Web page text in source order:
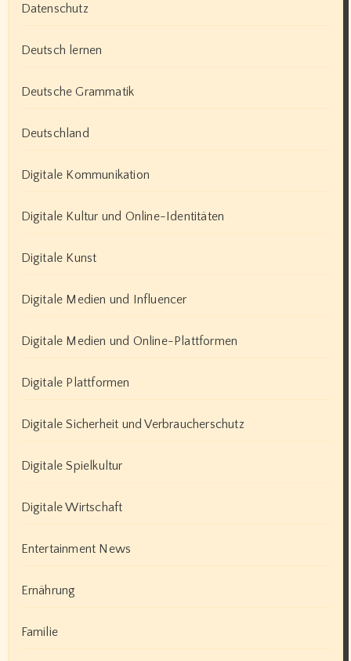
Datenschutz
Deutsch lernen
Deutsche Grammatik
Deutschland
Digitale Kommunikation
Digitale Kultur und Online-Identitäten
Digitale Kunst
Digitale Medien und Influencer
Digitale Medien und Online-Plattformen
Digitale Plattformen
Digitale Sicherheit und Verbraucherschutz
Digitale Spielkultur
Digitale Wirtschaft
Entertainment News
Ernährung
Familie